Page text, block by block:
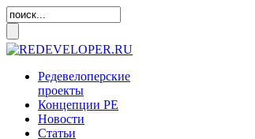
Редевелоперские
проекты
Концепции РЕ
Новости
Статьи